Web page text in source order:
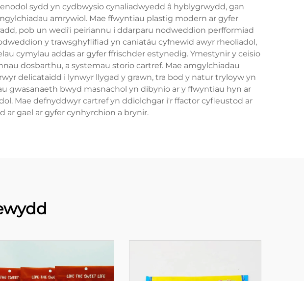
sydd yn cydbwysio cynaliadwyedd â hyblygrwydd, gan
amrywiol. Mae ffwyntiau plastig modern ar gyfer
pob un wedi'i peiriannu i ddarparu nodweddion perfformiad
y trawsghyflifiad yn caniatáu cyfnewid awyr rheoliadol,
cymylau addas ar gyfer ffrischder estynedig. Ymestynir y ceisio
dosbarthu, a systemau storio cartref. Mae amgylchiadau
delicataidd i lynwyr llygad y grawn, tra bod y natur tryloyw yn
gwasanaeth bwyd masnachol yn dibynio ar y ffwyntiau hyn ar
Mae defnyddwyr cartref yn ddiolchgar i'r ffactor cyfleustod ar
ar gael ar gyfer cynhyrchion a brynir.